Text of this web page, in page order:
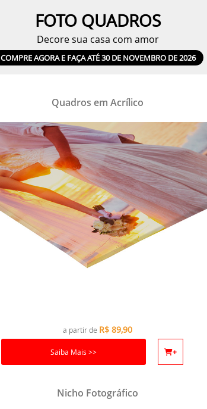
FOTO QUADROS
Decore sua casa com amor
COMPRE AGORA E FAÇA ATÉ 30 DE NOVEMBRO DE 2026
Quadros em Acrílico
a partir de R$89,90
Saiba Mais >> +
Nicho Fotográfico
Obrigado por se cadastrar na
Aproveite e receba as novidades e ofertas exclusivas da